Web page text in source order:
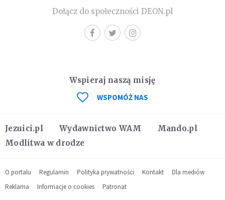
Dołącz do społeczności DEON.pl
Jezuici.pl Wydawnictwo WAM
Mando.pl
Modlitwa w drodze
Wspieraj naszą misję
WSPOMÓŻ NAS
O portalu Regulamin Polityka prywatności Kontakt
Dla mediów
Reklama
Informacje o cookies Patronat